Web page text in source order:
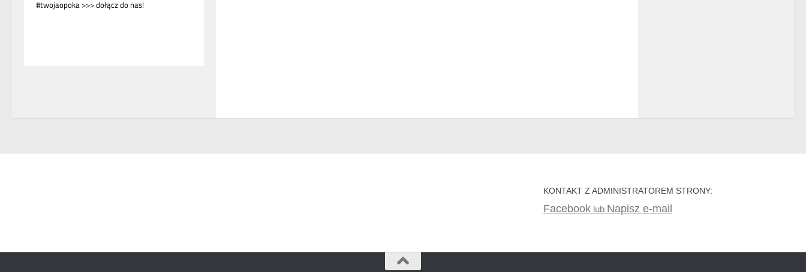
KONTAKT Z ADMINISTRATOREM STRONY:
Facebooklub Napisz e-mail